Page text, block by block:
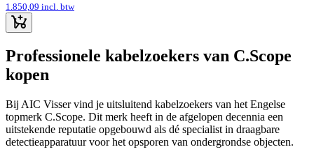
1.850,09 incl. btw
Professionele kabelzoekers van C.Scope
kopen
Bij AIC Visser vind je uitsluitend kabelzoekers van het Engelse
topmerk C.Scope. Dit merk heeft in de afgelopen decennia een
uitstekende reputatie opgebouwd als dé specialist in draagbare
detectieapparatuur voor het opsporen van ondergrondse objecten.